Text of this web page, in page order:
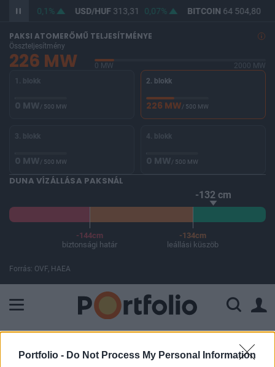
Portfolio - Do Not Process My Personal Information
362,08 0,1% USD/HUF313,31 0,07% BITCOIN 64 504,80
PAKSI ATOMERŐMŰ TELJESÍTMÉNYE
Összteljesítmény
226 MW 0 MW
2000 MW
1. blokk
0 MW/ 500 MW
2. blokk
226 MW/ 500 MW
3. blokk
0 MW/ 500 MW
4. blokk
0 MW/ 500 MW
DUNA VÍZÁLLÁSA PAKSNÁL
-132 cm
-144cm
biztonsági határ
-134cm
leállási küszöb
Forrás: OVF, HAEA
ELŐFIZETŐI TARTALOM